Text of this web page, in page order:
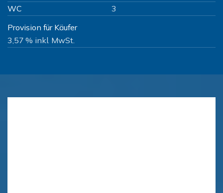
WC
3
Provision für Käufer
3,57 % inkl. MwSt.